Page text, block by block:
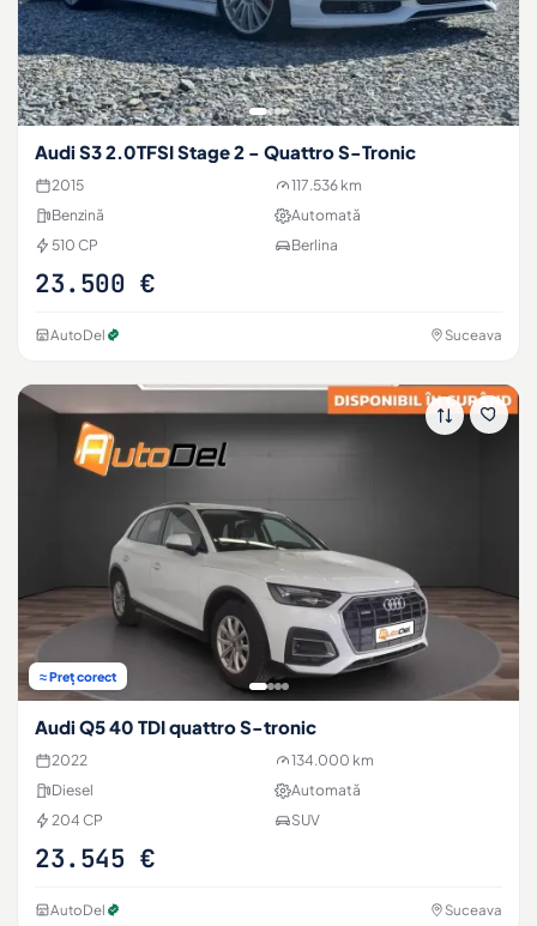
Audi S3 2.0TFSI Stage 2 - Quattro S-Tronic
2015
117.536 km
Benzină
Automată
510 CP
Berlina
23.500 €
AutoDel Suceava
≈ Preț corect
Audi Q5 40 TDI quattro S-tronic
2022
134.000 km
Diesel
Automată
204 CP
SUV
23.545 €
AutoDel Suceava